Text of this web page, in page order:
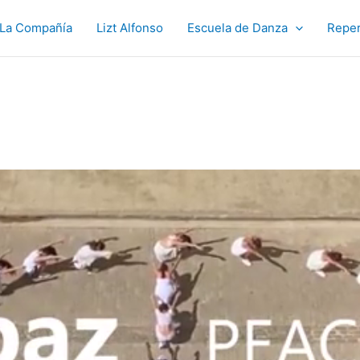
La Compañía Lizt Alfonso Escuela de Danza